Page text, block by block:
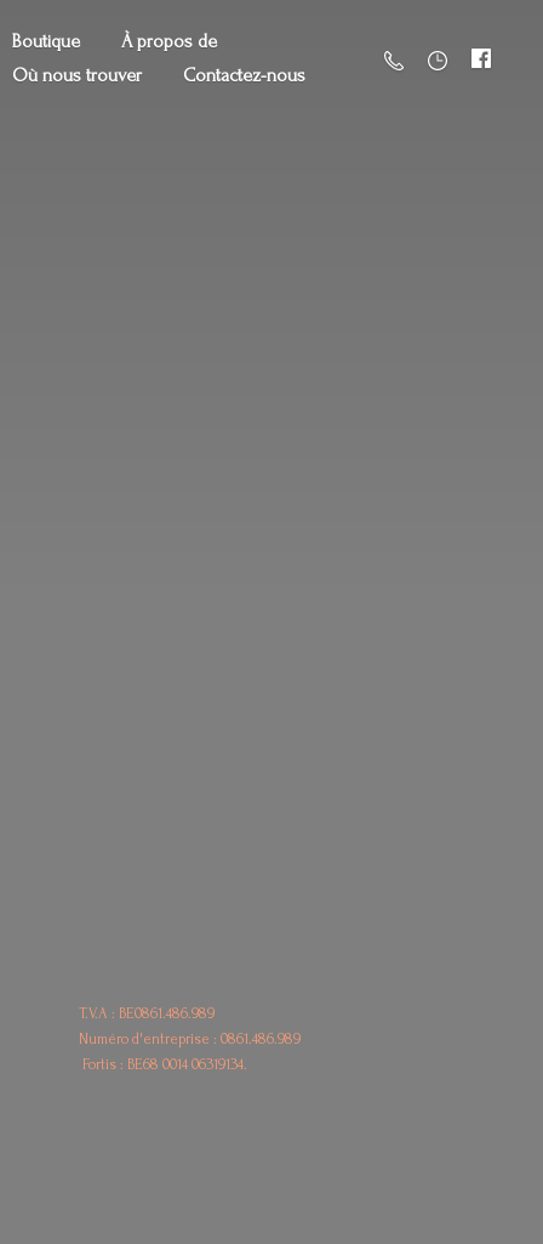
Boutique
À propos de
Où nous trouver
Contactez-nous
T.V.A : BE0861.486.989
Numéro d'entreprise : 0861.486.989
Fortis : BE680014 06319134.